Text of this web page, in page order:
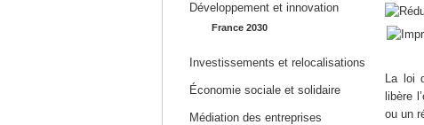
Développement et innovation
France 2030
Investissements et relocalisations
Économie sociale et solidaire
Médiation des entreprises
La loi
libère
ou un